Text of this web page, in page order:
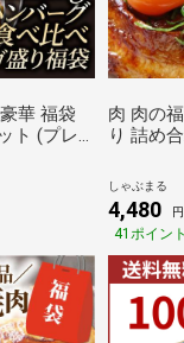
華 福袋
ト (プレ
業務用
肉 肉の
り 詰め
マス ギ
袋 キャ
しゃぶまる
4,480
41ポイント